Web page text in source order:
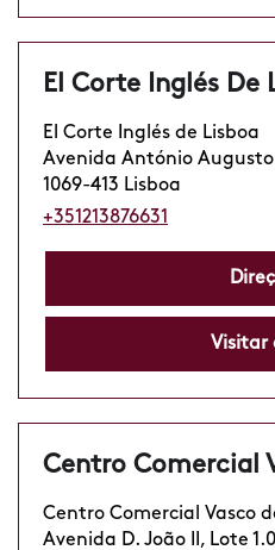
El Corte Inglés De
El Corte Inglés de Lisboa
Avenida António Augusto
1069-413 Lisboa
+351213876631
Visitar
Centro Comercial
Centro Comercial Vasco
Avenida D. João II, Lote